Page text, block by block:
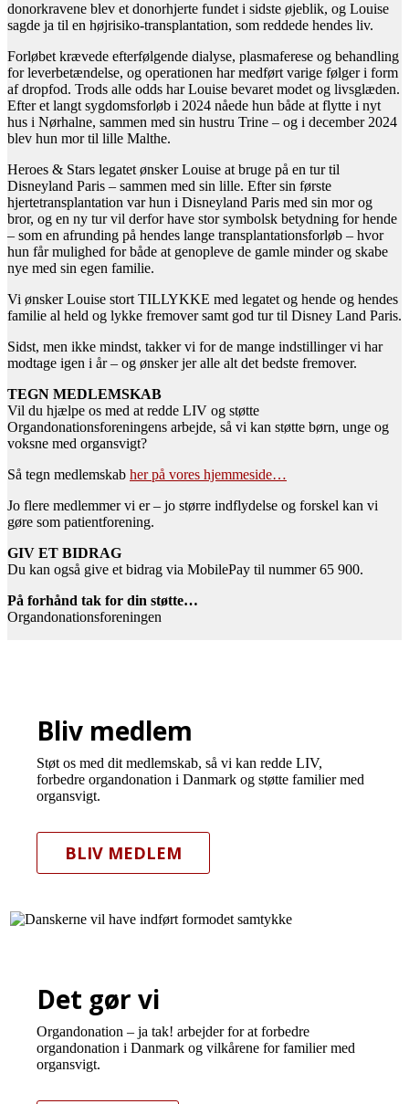
donorkravene blev et donorhjerte fundet i sidste øjeblik, og Louise
sagde ja til en højrisiko-transplantation, som reddede hendes liv.
Forløbet krævede efterfølgende dialyse, plasmaferese og behandling
for leverbetændelse, og operationen har medført varige følger i form
af dropfod. Trods alle odds har Louise bevaret modet og livsglæden.
Efter et langt sygdomsforløb i 2024 nåede hun både at flytte i nyt
hus i Nørhalne, sammen med sin hustru Trine – og i december 2024
blev hun mor til lille Malthe.
Heroes & Stars legatet ønsker Louise at bruge på en tur til
Disneyland Paris – sammen med sin lille. Efter sin første
hjertetransplantation var hun i Disneyland Paris med sin mor og
bror, og en ny tur vil derfor have stor symbolsk betydning for hende
– som en afrunding på hendes lange transplantationsforløb – hvor
hun får mulighed for både at genopleve de gamle minder og skabe
nye med sin egen familie.
Vi ønsker Louise stort TILLYKKE med legatet og hende og hendes
familie al held og lykke fremover samt god tur til Disney Land Paris.
Sidst, men ikke mindst, takker vi for de mange indstillinger vi har
modtage igen i år – og ønsker jer alle alt det bedste fremover.
TEGN MEDLEMSKAB
Vil du hjælpe os med at redde LIV og støtte
Organdonationsforeningens arbejde, så vi kan støtte børn, unge og
voksne med organsvigt?
Så tegn medlemskab her på vores hjemmeside…
Jo flere medlemmer vi er – jo større indflydelse og forskel kan vi
gøre som patientforening.
GIV ET BIDRAG
Du kan også give et bidrag via MobilePay til nummer 65 900.
På forhånd tak for din støtte…
Organdonationsforeningen
Bliv medlem
Støt os med dit medlemskab, så vi kan redde LIV,
forbedre organdonation i Danmark og støtte familier med
organsvigt.
BLIV MEDLEM
Det gør vi
Organdonation – ja tak! arbejder for at forbedre
organdonation i Danmark og vilkårene for familier med
organsvigt.